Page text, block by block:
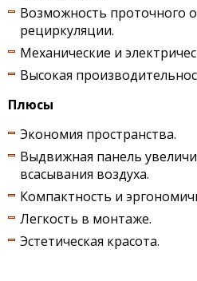
Возможность проточного
рециркуляции.
Механические и
Высокая
Плюсы
Экономия пространства.
Выдвижная панель
всасывания воздуха.
Компактность и
Легкость в монтаже.
Эстетическая красота.